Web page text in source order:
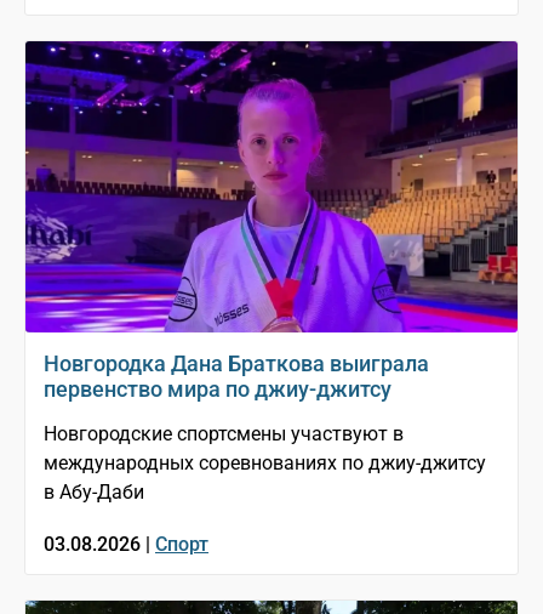
Новгородка Дана Браткова выиграла
первенство мира по джиу-джитсу
Новгородские спортсмены участвуют в
международных соревнованиях по джиу-джитсу
в Абу-Даби
03.08.2026 | Спорт